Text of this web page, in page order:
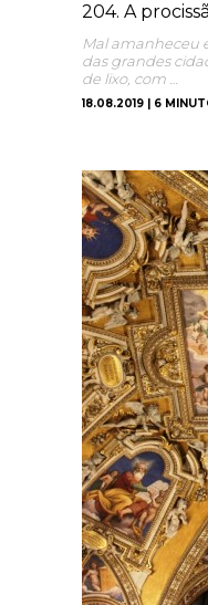
204. A
Mal amanheceu
das grandes
de lixo, com …
18.08.2019 | 6